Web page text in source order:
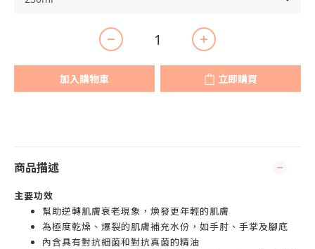
加入購物車 立即購買
商品描述
主要功效
幫助逆轉肌膚衰老現象，煥發更年輕的肌膚
為極度乾燥、爆裂的肌膚補充水份，如手肘、手掌及腳底
內含具有對抗細菌和對抗真菌的精油